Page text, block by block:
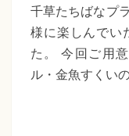
千草たちばなプ
様に楽しんでい
た。 今回ご用
ル・金魚すくい